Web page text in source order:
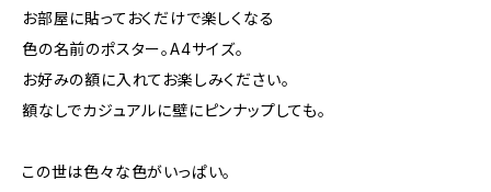
お部屋に貼っておくだけで楽しくなる
色の名前のポスター。A4サイズ。
お好みの額に入れてお楽しみください。
額なしでカジュアルに壁にピンナップしても。
この世は色々な色がいっぱい。